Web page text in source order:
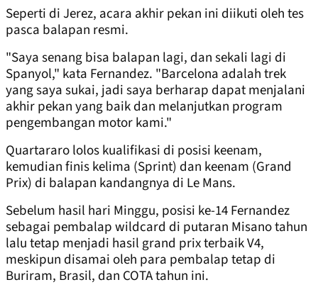
Seperti di Jerez, acara akhir pekan ini diikuti oleh tes
pasca balapan resmi.
"Saya senang bisa balapan lagi, dan sekali lagi di
Spanyol," kata Fernandez. "Barcelona adalah trek
yang saya sukai, jadi saya berharap dapat menjalani
akhir pekan yang baik dan melanjutkan program
pengembangan motor kami."
Quartararo lolos kualifikasi di posisi keenam,
kemudian finis kelima (Sprint) dan keenam (Grand
Prix) di balapan kandangnya di Le Mans.
Sebelum hasil hari Minggu, posisi ke-14 Fernandez
sebagai pembalap wildcard di putaran Misano tahun
lalu tetap menjadi hasil grand prix terbaik V4,
meskipun disamai oleh para pembalap tetap di
Buriram, Brasil, dan COTA tahun ini.